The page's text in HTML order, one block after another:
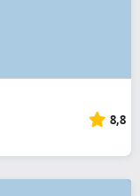
8,8